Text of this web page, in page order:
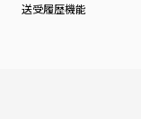
送受履歴機能